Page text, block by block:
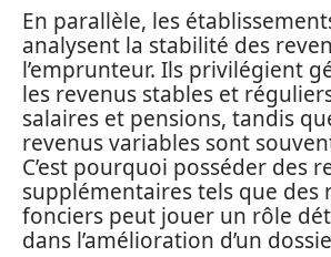
En parallèle, les
analysent la stabilité des
l’emprunteur. Ils privilégient
les revenus stables et
salaires et pensions, tandis
revenus variables sont
C’est pourquoi posséder des
supplémentaires tels que des
fonciers peut jouer un rôle
dans l’amélioration d’un